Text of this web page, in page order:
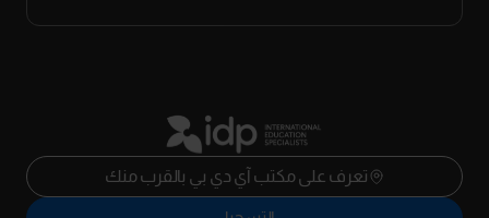
تعرف على مكتب آي دي بي بالقرب منك